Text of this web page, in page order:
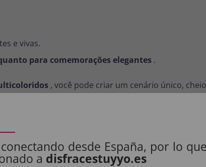
e vivas.
para comemorações elegantes .
, você pode criar um cenário único,
desde España, por lo
a disfracestuyyo.es